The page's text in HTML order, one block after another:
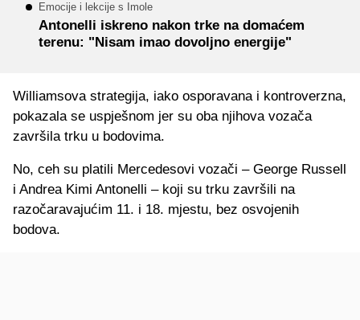
Emocije i lekcije s Imole
Antonelli iskreno nakon trke na domaćem
terenu: "Nisam imao dovoljno energije"
Williamsova strategija, iako osporavana i kontroverzna,
pokazala se uspješnom jer su oba njihova vozača
završila trku u bodovima.
No, ceh su platili Mercedesovi vozači – George Russell
i Andrea Kimi Antonelli – koji su trku završili na
razočaravajućim 11. i 18. mjestu, bez osvojenih
bodova.